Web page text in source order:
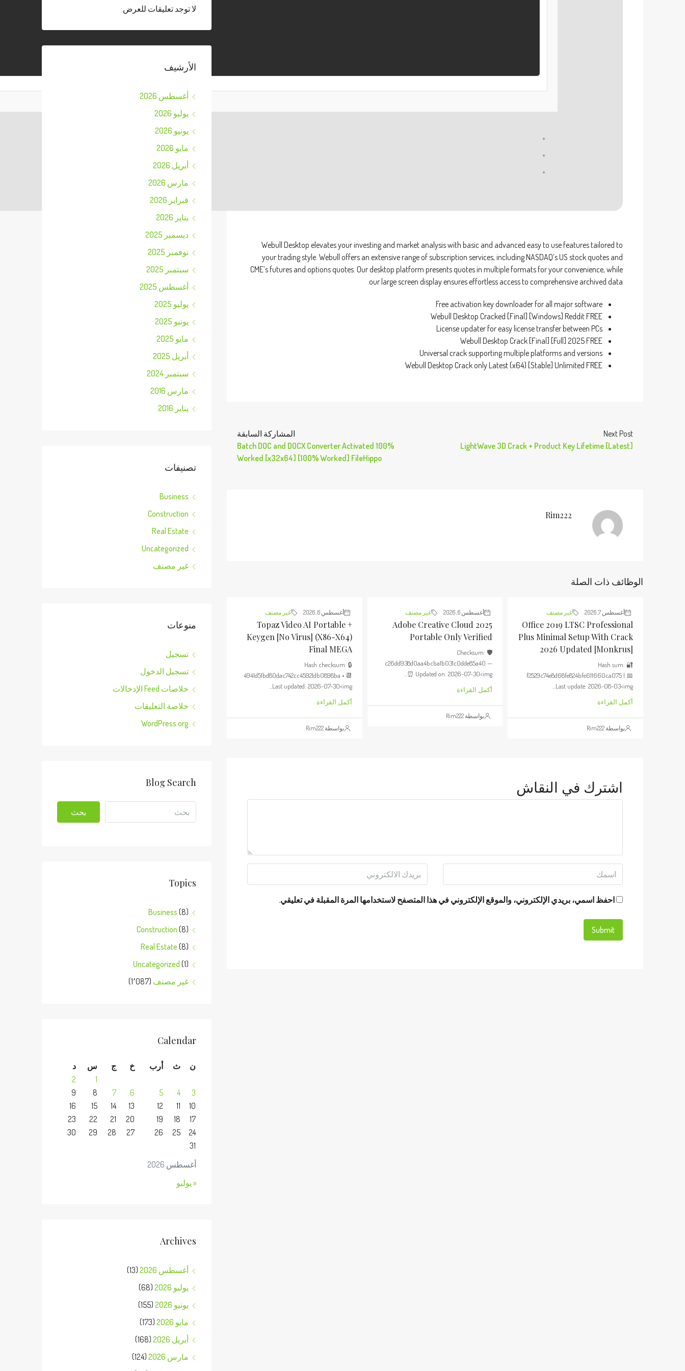
Webull Desktop elevates your investing and market analysis with basic and advanced easy to use features tailored to
your trading style. Webull offers an extensive range of subscription services, including NASDAQ’s US stock quotes and
CME’s futures and options quotes. Our desktop platform presents quotes in multiple formats for your convenience, while
our large screen display ensures effortless access to comprehensive archived data.
Free activation key downloader for all major software
Webull Desktop Cracked [Final] [Windows] Reddit FREE
License updater for easy license transfer between PCs
Webull Desktop Crack [Final] [Full] 2025 FREE
Universal crack supporting multiple platforms and versions
Webull Desktop Crack only Latest (x64) [Stable] Unlimited FREE
المشاركة السابقة
Batch DOC and DOCX Converter Activated 100%
Worked [x32x64] [100% Worked] FileHippo
Next Post
LightWave 3D Crack + Product Key Lifetime [Latest]
Rim222
الوظائف ذات الصلة
أغسطس 7, 2026 غير مصنف
Office 2019 LTSC Professional
Plus Minimal Setup With Crack
2026 Updated [m0nkrus]
🔐 Hash sum:
f2529c74e8d68fe824bfe611660ca075 | 📅
Last update: 2026-08-03<img...
أكمل القراءة
بواسطة Rim222
أغسطس 6, 2026 غير مصنف
Adobe Creative Cloud 2025
Portable Only Verified
🛡️ Checksum:
c26dd938d0aa4bcba1b031c0dde85a40 —
⏰ Updated on: 2026-07-30<img...
أكمل القراءة
بواسطة Rim222
أغسطس 6, 2026 غير مصنف
Topaz Video AI Portable +
Keygen [no Virus] (x86-X64)
Final MEGA
🔒 Hash checksum:
4941d51bd80dac742cc45921db0898ba • 📆
Last updated: 2026-07-30<img...
أكمل القراءة
بواسطة Rim222
اشترك في النقاش
احفظ اسمي، بريدي الإلكتروني، والموقع الإلكتروني في هذا المتصفح لاستخدامها المرة المقبلة في تعليقي.
لا توجد تعليقات للعرض.
الأرشيف
أغسطس 2026
يوليو 2026
يونيو 2026
مايو 2026
أبريل 2026
مارس 2026
فبراير 2026
يناير 2026
ديسمبر 2025
نوفمبر 2025
سبتمبر 2025
أغسطس 2025
يوليو 2025
يونيو 2025
مايو 2025
أبريل 2025
سبتمبر 2024
مارس 2016
يناير 2016
تصنيفات
Business
Construction
Real Estate
Uncategorized
غير مصنف
منوعات
تسجيل
تسجيل الدخول
خلاصات Feed الإدخالات
خلاصة التعليقات
WordPress.org
Blog Search
بحث
Topics
Business (8)
Construction (8)
Real Estate (8)
Uncategorized (1)
غير مصنف (1٬087)
Calendar
أغسطس 2026
ن ث أرب خ ج س
د
1
2
3
4
5
6
7
8
9
10
11
12
13
14
15
16
17
18
19
20
21
22
23
24
25
26
27
28
29
30
31
« يوليو
Archives
أغسطس 2026
(13)
يوليو 2026
(68)
يونيو 2026
(155)
مايو 2026
(173)
أبريل 2026
(168)
مارس 2026
(124)